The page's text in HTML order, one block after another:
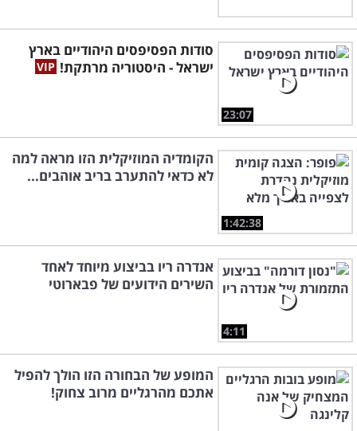
23:07
סודות הפסיפסים היהודיים בארץ
ישראל - היסטוריה מרתקת!
1:42:38
הקומדיה המוזיקלית הזו מראה למה
לא כדאי להתערב בריב אוהבים...
4:11
אנדרה ריו בביצוע מיוחד לאחד
השירים הידועים של פבארוטי
המופע של הבחורה הזו הולך להפיל
אתכם מהרגליים מרוב צחוק!